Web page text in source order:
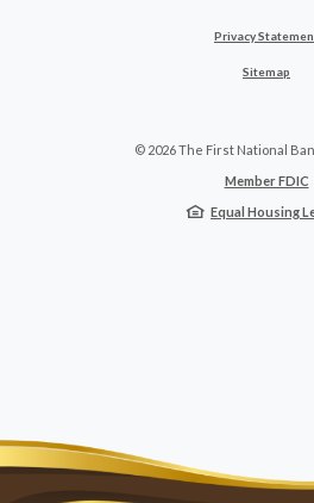
Privacy
Sitemap
© 2026The First National
Member FDIC
Equal Housing